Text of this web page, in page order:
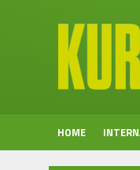
HOME